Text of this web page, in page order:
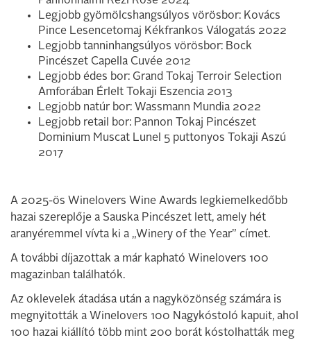
Legjobb gyömölcshangsúlyos vörösbor: Kovács
Pince Lesencetomaj Kékfrankos Válogatás 2022
Legjobb tanninhangsúlyos vörösbor: Bock
Pincészet Capella Cuvée 2012
Legjobb édes bor: Grand Tokaj Terroir Selection
Amforában Érlelt Tokaji Eszencia 2013
Legjobb natúr bor: Wassmann Mundia 2022
Legjobb retail bor: Pannon Tokaj Pincészet
Dominium Muscat Lunel 5 puttonyos Tokaji Aszú
2017
A 2025-ös Winelovers Wine Awards legkiemelkedőbb
hazai szereplője a Sauska Pincészet lett, amely hét
aranyéremmel vívta ki a „Winery of the Year” címet.
A további díjazottak a már kapható Winelovers 100
magazinban találhatók.
Az oklevelek átadása után a nagyközönség számára is
megnyitották a Winelovers 100 Nagykóstoló kapuit, ahol
100 hazai kiállító több mint 200 borát kóstolhatták meg